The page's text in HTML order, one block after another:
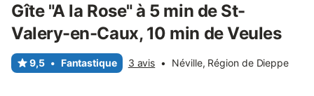
Gîte "A la Rose" à 5 min de St-
Valery-en-Caux, 10 min de Veules
9,5 • Fantastique 3 avis • Néville, Région de Dieppe